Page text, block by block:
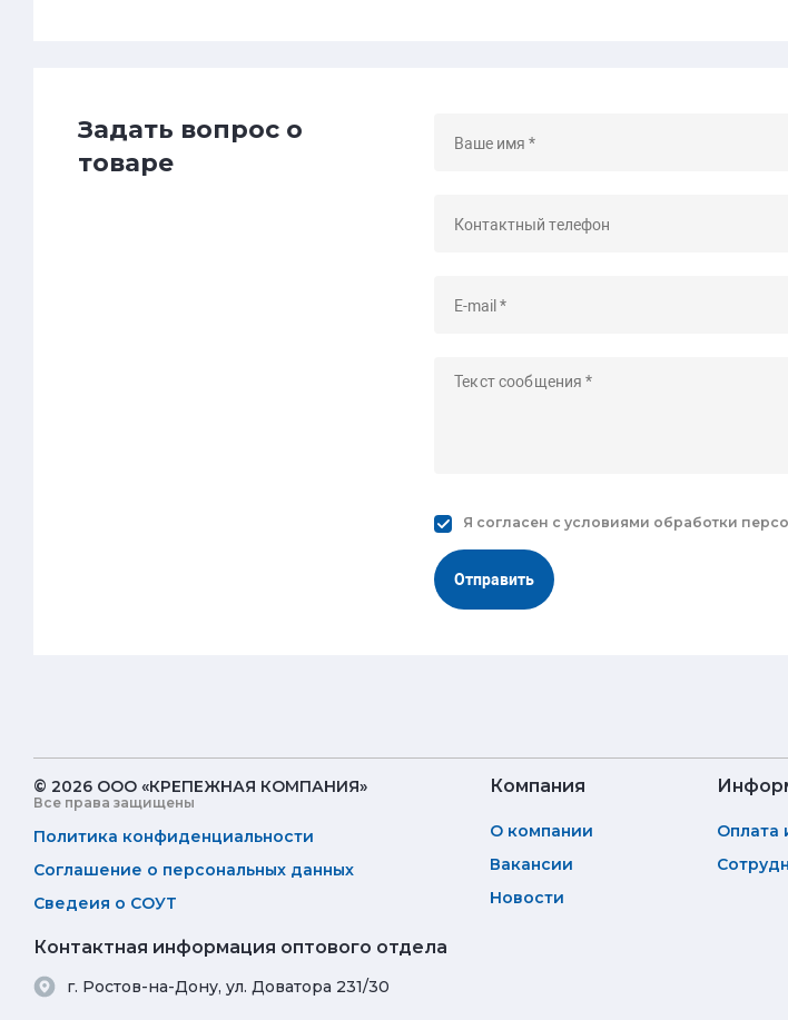
Задать вопрос о
товаре
Я согласен сусловиями обработки
Отправить
© 2026 ООО «КРЕПЕЖНАЯ КОМПАНИЯ»
Все права защищены
Политика конфиденциальности
Соглашение о персональных данных
Сведеия о СОУТ
Компания
О компании
Вакансии
Новости
Оплата
Контактная информация оптового отдела
г. Ростов-на-Дону, ул. Доватора 231/30